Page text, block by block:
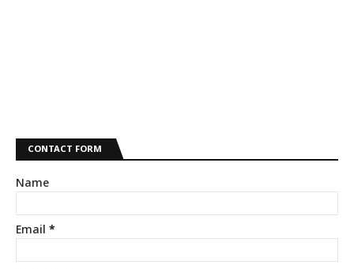
CONTACT FORM
Name
Email *